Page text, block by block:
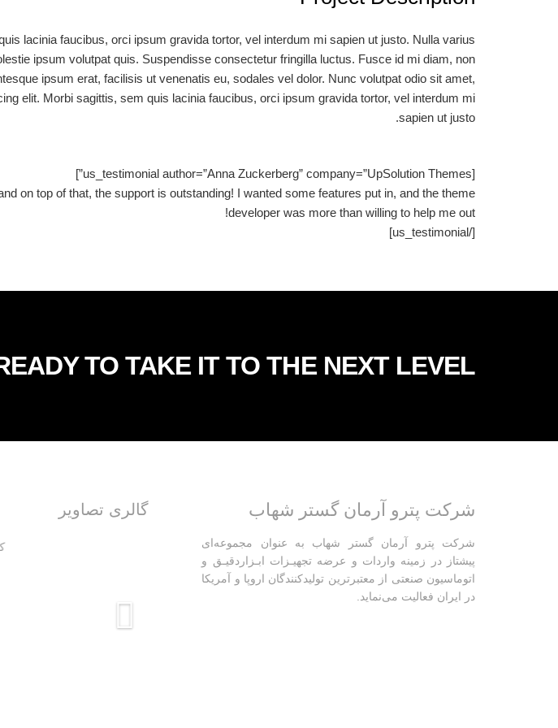
lacinia faucibus, orci ipsum gravida tortor, vel interdum mi sapien ut justo. Nulla varius
ipsum volutpat quis. Suspendisse consectetur fringilla luctus. Fusce id mi diam, non
ipsum erat, facilisis ut venenatis eu, sodales vel dolor. Nunc volutpat odio sit amet,
elit. Morbi sagittis, sem quis lacinia faucibus, orci ipsum gravida tortor, vel interdum mi
sapien ut justo.
[us_testimonial author=”Anna Zuckerberg” company=”UpSolution Themes”]
on top of that, the support is outstanding! I wanted some features put in, and the theme
developer was more than willing to help me out!
[/us_testimonial]
TO TAKE IT TO THE NEXT LEVEL?
شرکت پترو آرمان گستر شهاب
شرکت پترو آرمان گستر شهاب به عنوان مجموعه‌ای
پیشتاز در زمینه واردات و عرضه تجهیـزات ابـزاردقیـق و
اتوماسیون صنعتی از معتبرترین تولیدکنندگان اروپا و آمریکا
در ایران فعالیت‌‌ می‌نماید.
گالری تصاویر